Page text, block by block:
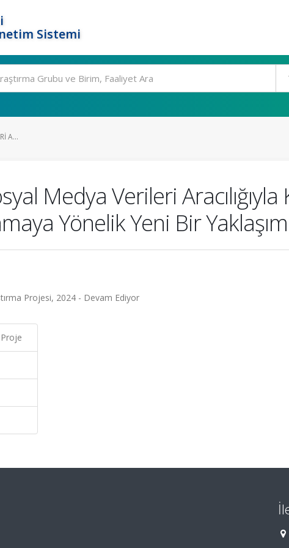
Sistemi
A...
Medya Verileri Aracılığıyla
Yönelik Yeni Bir Yaklaşım
Projesi, 2024 - Devam Ediyor